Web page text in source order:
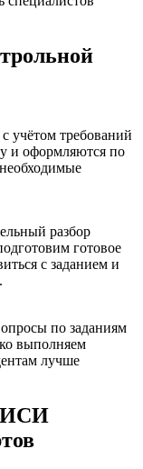
учётом требований
и оформляются по
разбор
готовое
с заданием и
по заданиям
выполняем
лучше